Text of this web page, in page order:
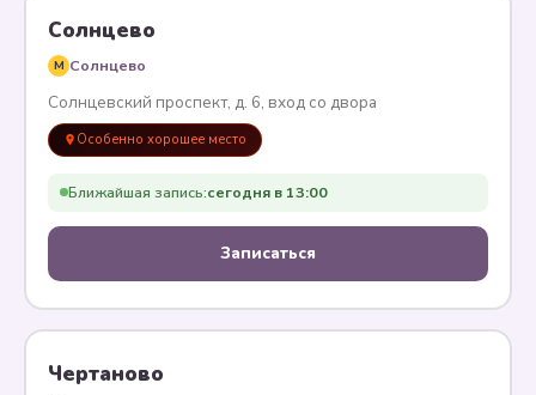
Солнцево
M Солнцево
Солнцевский проспект, д. 6, вход со двора
Особенно хорошее место
Ближайшая запись:сегодня в 13:00
Записаться
Чертаново